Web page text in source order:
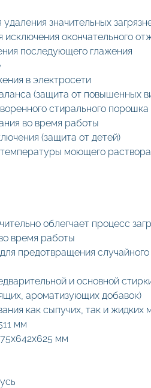
значительных
исключения окончательного
последующего глажения
в электросети
(защита от повышенных
стирального порошка
во время работы
(защита от детей)
моющего
облегчает процесс
время работы
предотвращения
и основной
ароматизующих добавок)
как сыпучих, так и
мм
мм